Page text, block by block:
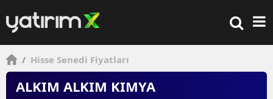
/ Hisse Senedi Fiyatları
ALKIM ALKIM KIMYA